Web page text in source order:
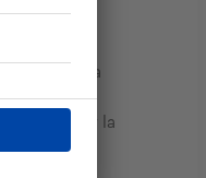
pour y
hésitent
motive : la
sur la